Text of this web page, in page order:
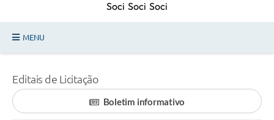
MENU
Legislação
Secretarias
Editais de Licitação
Boletim informativo